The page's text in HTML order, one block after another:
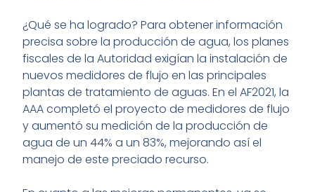
¿Qué se ha logrado? Para obtener información
precisa sobre la producción de agua, los planes
fiscales de la Autoridad exigían la instalación de
nuevos medidores de flujo en las principales
plantas de tratamiento de aguas. En el AF2021, la
AAA completó el proyecto de medidores de flujo
y aumentó su medición de la producción de
agua de un 44% a un 83%, mejorando así el
manejo de este preciado recurso.